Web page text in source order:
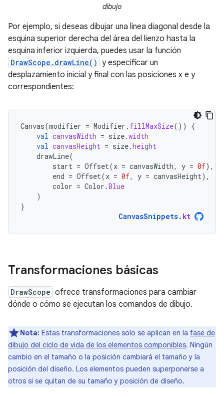
dibujo
Por ejemplo, si deseas dibujar una línea diagonal desde la
esquina superior derecha del área del lienzo hasta la
esquina inferior izquierda, puedes usar la función
DrawScope.drawLine() y especificar un
desplazamiento inicial y final con las posiciones x e y
correspondientes:
Canvas(modifier = Modifier . fillMaxSize())
{
val canvasWidth = size.width
val canvasHeight = size.height
drawLine(
start = Offset(x = canvasWidth, y = 0f),
end = Offset(x = 0f, y = canvasHeight),
color = Color .Blue
)
}
CanvasSnippets. kt
Transformaciones básicas
DrawScope ofrece transformaciones para cambiar
dónde o cómo se ejecutan los comandos de dibujo.
Nota: Estas transformaciones solo se aplican en la fase de
dibujo del ciclo de vida de los elementos componibles. Ningún
cambio en el tamaño o la posición cambiará el tamaño y la
posición del diseño. Los elementos pueden superponerse a
otros si se quitan de su tamaño y posición de diseño.